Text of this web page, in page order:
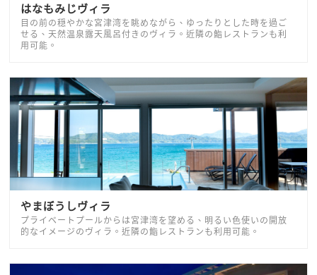
はなもみじヴィラ
目の前の穏やかな宮津湾を眺めながら、ゆったりとした時を過ご
せる、天然温泉露天風呂付きのヴィラ。近隣の鮨レストランも利
用可能。
やまぼうしヴィラ
プライベートプールからは宮津湾を望める、明るい色使いの開放
的なイメージのヴィラ。近隣の鮨レストランも利用可能。